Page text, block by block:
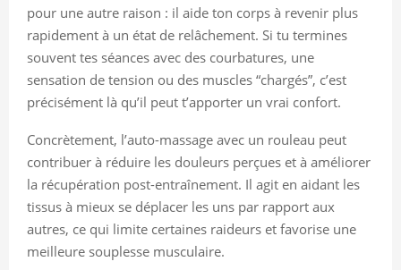
pour une autre raison : il aide ton corps à revenir plus
rapidement à un état de relâchement. Si tu termines
souvent tes séances avec des courbatures, une
sensation de tension ou des muscles “chargés”, c’est
précisément là qu’il peut t’apporter un vrai confort.
Concrètement, l’auto-massage avec un rouleau peut
contribuer à réduire les douleurs perçues et à améliorer
la récupération post-entraînement. Il agit en aidant les
tissus à mieux se déplacer les uns par rapport aux
autres, ce qui limite certaines raideurs et favorise une
meilleure souplesse musculaire.